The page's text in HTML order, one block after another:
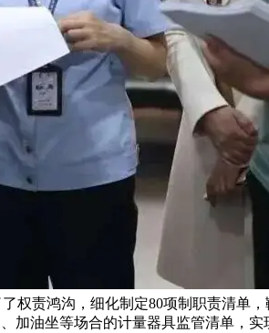
权责鸿沟，细化制定80项制职责清单
加油坐等场合的计量器具监管清单，